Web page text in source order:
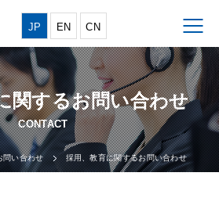
JP EN CN
関するお問い合わせ
問い合わせ 採用、教育に関するお問い合わせ